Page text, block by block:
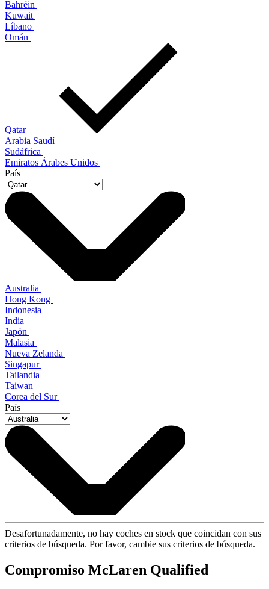
Bahréin
Kuwait
Líbano
Omán
Qatar
Arabia Saudí
Sudáfrica
Emiratos Árabes Unidos
País
Australia
Hong Kong
Indonesia
India
Japón
Malasia
Nueva Zelanda
Singapur
Tailandia
Taiwan
Corea del Sur
País
Desafortunadamente, no hay coches en stock que coincidan con sus
criterios de búsqueda. Por favor, cambie sus criterios de búsqueda.
Compromiso McLaren Qualified